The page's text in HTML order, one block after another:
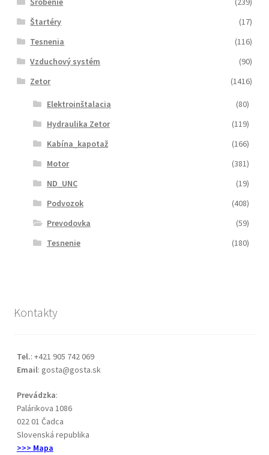
Štartéry
(17)
Tesnenia
(116)
Vzduchový systém
(90)
Zetor
(1416)
Elektroinštalacia
(80)
Hydraulika Zetor
(119)
Kabína_kapotaž
(166)
Motor
(381)
ND_UNC
(19)
Podvozok
(408)
Prevodovka
(59)
Tesnenie
(180)
Kontakty
Tel.: +421 905 742 069
Email: gosta@gosta.sk
Prevádzka:
Palárikova 1086
022 01 Čadca
Slovenská republika
>>> Mapa